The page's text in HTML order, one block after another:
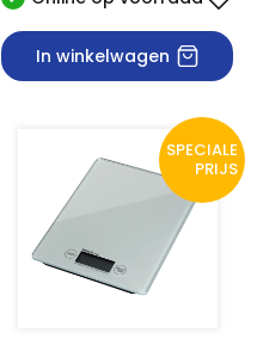
In winkelwagen
SPECIALE
PRIJS